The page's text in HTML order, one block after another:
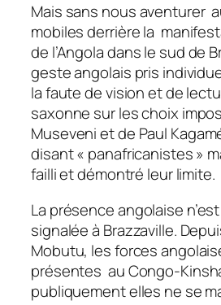
Mais sans nous aventurer
mobiles derrière la
de l’Angola dans le sud de
geste angolais pris
la faute de vision et de
saxonne sur les choix
Museveni et de Paul
disant « panafricanistes »
failli et démontré leur limite.
La présence angolaise
signalée à Brazzaville.
Mobutu, les forces
présentes au Congo-
publiquement elles ne se